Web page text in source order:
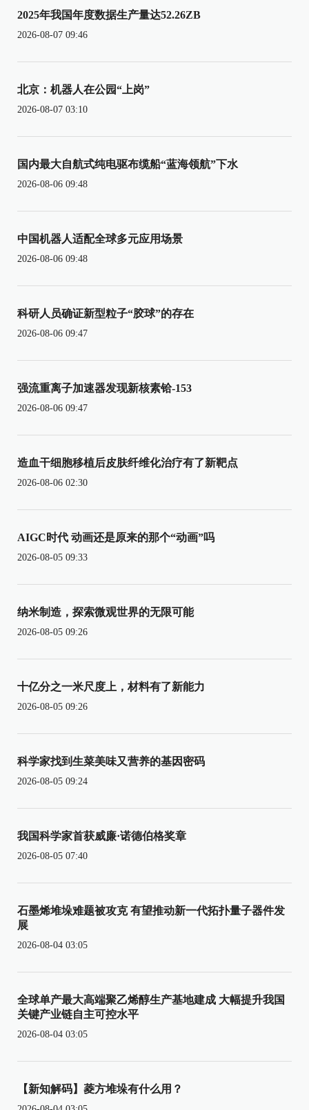
2025年我国年度数据生产量达52.26ZB
2026-08-07 09:46
北京：机器人在公园“上岗”
2026-08-07 03:10
国内最大自航式纯电驱布缆船“蓝海领航”下水
2026-08-06 09:48
中国机器人适配全球多元应用场景
2026-08-06 09:48
科研人员确证新型粒子“胶球”的存在
2026-08-06 09:47
强流重离子加速器发现新核素铪-153
2026-08-06 09:47
造血干细胞移植后皮肤纤维化治疗有了新靶点
2026-08-06 02:30
AIGC时代 动画还是原来的那个“动画”吗
2026-08-05 09:33
纳米制造，探索微观世界的无限可能
2026-08-05 09:26
十亿分之一米尺度上，材料有了新能力
2026-08-05 09:26
科学家找到生菜美味又营养的基因密码
2026-08-05 09:24
我国科学家首获威廉·诺德伯格奖章
2026-08-05 07:40
石墨烯堆垛难题被攻克 有望推动新一代拓扑量子器件发
展
2026-08-04 03:05
全球单产最大高端聚乙烯醇生产基地建成 大幅提升我国
关键产业链自主可控水平
2026-08-04 03:05
【新知解码】菱方堆垛有什么用？